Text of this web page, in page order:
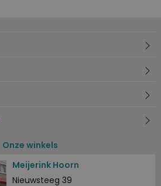
Onze winkels
Meijerink Hoorn
Nieuwsteeg 39